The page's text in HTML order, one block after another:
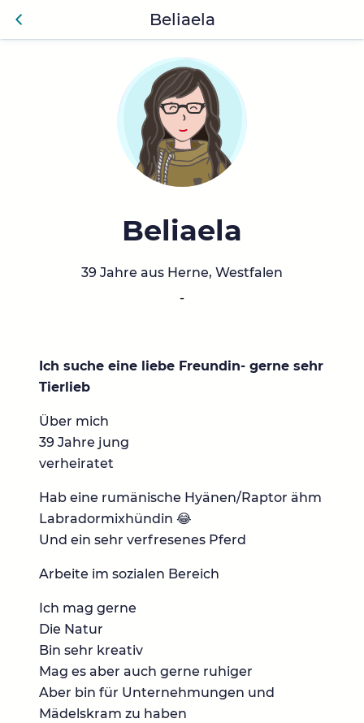
Zurü
Beliaela
Beliaela
39 Jahre aus Herne, Westfalen
-
Ich suche eine liebe Freundin- gerne sehr
Tierlieb
Über mich
39 Jahre jung
verheiratet
Hab eine rumänische Hyänen/Raptor ähm
Labradormixhündin 😂
Und ein sehr verfresenes Pferd
Arbeite im sozialen Bereich
Ich mag gerne
Die Natur
Bin sehr kreativ
Mag es aber auch gerne ruhiger
Aber bin für Unternehmungen und
Mädelskram zu haben